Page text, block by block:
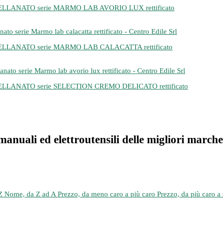
serie MARMO LAB AVORIO LUX rettificato
serie MARMO LAB CALACATTA rettificato
serie SELECTION CREMO DELICATO rettificato
ed elettroutensili delle migliori
Nome, da Z ad A Prezzo, da meno caro a più caro Prezzo, da più caro a